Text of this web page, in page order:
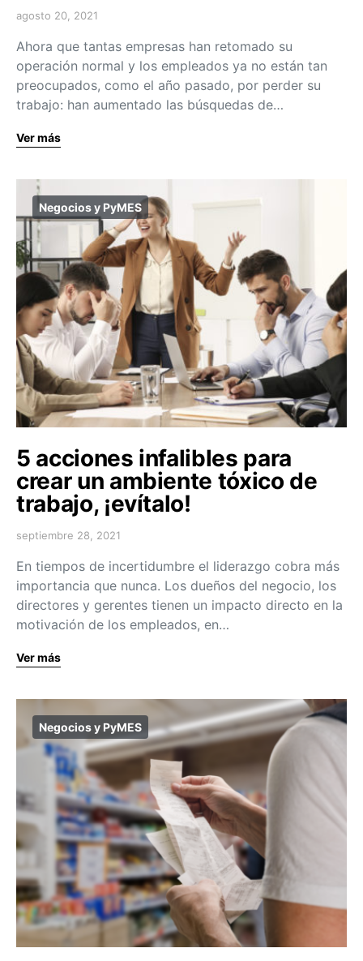
agosto 20, 2021
Ahora que tantas empresas han retomado su
operación normal y los empleados ya no están tan
preocupados, como el año pasado, por perder su
trabajo: han aumentado las búsquedas de…
Ver más
Negocios y PyMES
5 acciones infalibles para
crear un ambiente tóxico de
trabajo, ¡evítalo!
septiembre 28, 2021
En tiempos de incertidumbre el liderazgo cobra más
importancia que nunca. Los dueños del negocio, los
directores y gerentes tienen un impacto directo en la
motivación de los empleados, en…
Ver más
Negocios y PyMES